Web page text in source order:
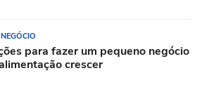
para fazer um pequeno negócio
crescer